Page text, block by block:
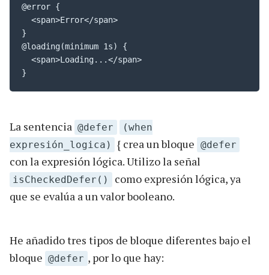
@error {
  <span>Error</span>
}
@loading(minimum 1s) {
  <span>Loading...</span>
}
La sentencia @defer
(when
expresión_logica)
{ crea un bloque @defer
con la expresión lógica. Utilizo la señal
isCheckedDefer()
como expresión lógica, ya
que se evalúa a un valor booleano.
He añadido tres tipos de bloque diferentes bajo el
bloque @defer , por lo que hay: